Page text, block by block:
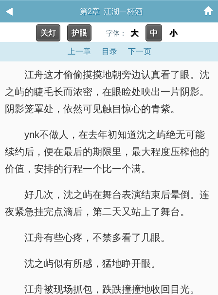
第2章 江湖一杯酒
关灯 护眼 字体： 大 中 小
上一章 目录 下一页
江舟这才偷偷摸摸地朝旁边认真看了眼。沈
之屿的睫毛长而浓密，在眼睑处映出一片阴影。
阴影笼罩处，依然可见触目惊心的青紫。
ynk不做人，在去年初知道沈之屿绝无可能
续约后，便在最后的期限里，最大程度压榨他的
价值，安排的行程一个比一个满。
好几次，沈之屿在舞台表演结束后晕倒。连
夜紧急挂完点滴后，第二天又站上了舞台。
江舟有些心疼，不禁多看了几眼。
沈之屿似有所感，猛地睁开眼。
江舟被现场抓包，跌跌撞撞地收回目光。